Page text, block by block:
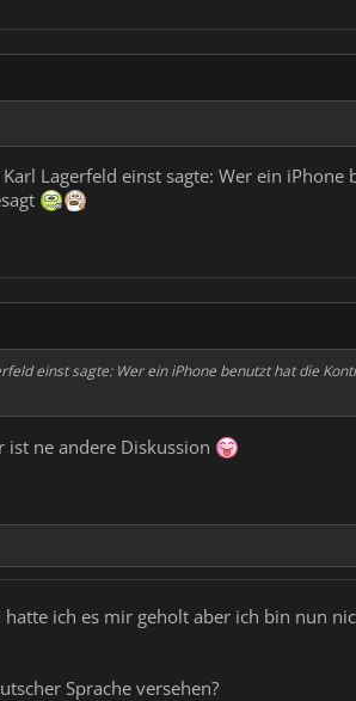
Lagerfeld einst sagte: Wer ein
einst sagte: Wer ein iPhone benutzt hat die
ist ne andere Diskussion
ich es mir geholt aber ich bin nun
Sprache versehen?